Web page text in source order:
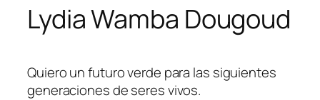
Lydia Wamba Dougoud
Quiero un futuro verde para las siguientes
generaciones de seres vivos.